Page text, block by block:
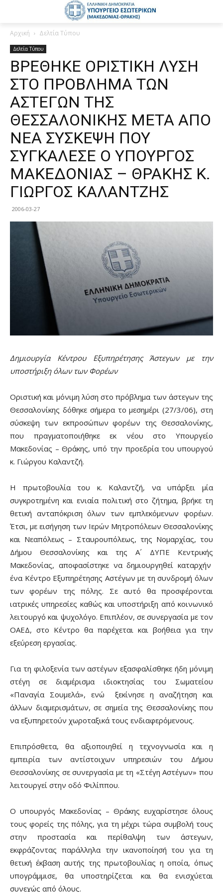
Αρχική Δελτία Τύπου
Δελτία Τύπου
ΒΡΕΘΗΚΕ ΟΡΙΣΤΙΚΗ ΛΥΣΗ
ΣΤΟ ΠΡΟΒΛΗΜΑ ΤΩΝ
ΑΣΤΕΓΩΝ ΤΗΣ
ΘΕΣΣΑΛΟΝΙΚΗΣ ΜΕΤΑ ΑΠΟ
ΝΕΑ ΣΥΣΚΕΨΗ ΠΟΥ
ΣΥΓΚΑΛΕΣΕ Ο ΥΠΟΥΡΓΟΣ
ΜΑΚΕΔΟΝΙΑΣ – ΘΡΑΚΗΣ Κ.
ΓΙΩΡΓΟΣ ΚΑΛΑΝΤΖΗΣ
2006-03-27
Δημιουργία Κέντρου Εξυπηρέτησης Άστεγων με την
υποστήριξη όλων των Φορέων
Οριστική και μόνιμη λύση στο πρόβλημα των άστεγων της
Θεσσαλονίκης δόθηκε σήμερα το μεσημέρι (27/3/06), στη
σύσκεψη των εκπροσώπων φορέων της Θεσσαλονίκης,
που πραγματοποιήθηκε εκ νέου στο Υπουργείο
Μακεδονίας – Θράκης, υπό την προεδρία του υπουργού
κ. Γιώργου Καλαντζή.
Η πρωτοβουλία του κ. Καλαντζή, να υπάρξει μία
συγκροτημένη και ενιαία πολιτική στο ζήτημα, βρήκε τη
θετική ανταπόκριση όλων των εμπλεκόμενων φορέων.
Έτσι, με εισήγηση των Ιερών Μητροπόλεων Θεσσαλονίκης
και Νεαπόλεως – Σταυρουπόλεως, της Νομαρχίας, του
Δήμου Θεσσαλονίκης και της Α´ ΔΥΠΕ Κεντρικής
Μακεδονίας, αποφασίστηκε να δημιουργηθεί καταρχήν
ένα Κέντρο Εξυπηρέτησης Αστέγων με τη συνδρομή όλων
των φορέων της πόλης. Σε αυτό θα προσφέρονται
ιατρικές υπηρεσίες καθώς και υποστήριξη από κοινωνικό
λειτουργό και ψυχολόγο. Επιπλέον, σε συνεργασία με τον
ΟΑΕΔ, στο Κέντρο θα παρέχεται και βοήθεια για την
εξεύρεση εργασίας.
Για τη φιλοξενία των αστέγων εξασφαλίσθηκε ήδη μόνιμη
στέγη σε διαμέρισμα ιδιοκτησίας του Σωματείου
«Παναγία Σουμελά», ενώ ξεκίνησε η αναζήτηση και
άλλων διαμερισμάτων, σε σημεία της Θεσσαλονίκης που
να εξυπηρετούν χωροταξικά τους ενδιαφερόμενους.
Επιπρόσθετα, θα αξιοποιηθεί η τεχνογνωσία και η
εμπειρία των αντίστοιχων υπηρεσιών του Δήμου
Θεσσαλονίκης σε συνεργασία με τη «Στέγη Αστέγων» που
λειτουργεί στην οδό Φιλίππου.
Ο υπουργός Μακεδονίας – Θράκης ευχαρίστησε όλους
τους φορείς της πόλης, για τη μέχρι τώρα συμβολή τους
στην προστασία και περίθαλψη των άστεγων,
εκφράζοντας παράλληλα την ικανοποίησή του για τη
θετική έκβαση αυτής της πρωτοβουλίας η οποία, όπως
υπογράμμισε, θα υποστηρίζεται και θα ενισχύεται
συνεχώς από όλους.